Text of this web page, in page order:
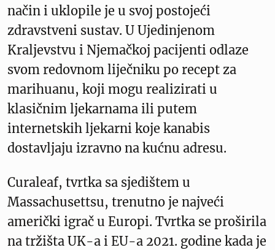
način i uklopile je u svoj postojeći
zdravstveni sustav. U Ujedinjenom
Kraljevstvu i Njemačkoj pacijenti odlaze
svom redovnom liječniku po recept za
marihuanu, koji mogu realizirati u
klasičnim ljekarnama ili putem
internetskih ljekarni koje kanabis
dostavljaju izravno na kućnu adresu.
Curaleaf, tvrtka sa sjedištem u
Massachusettsu, trenutno je najveći
američki igrač u Europi. Tvrtka se proširila
na tržišta UK-a i EU-a 2021. godine kada je